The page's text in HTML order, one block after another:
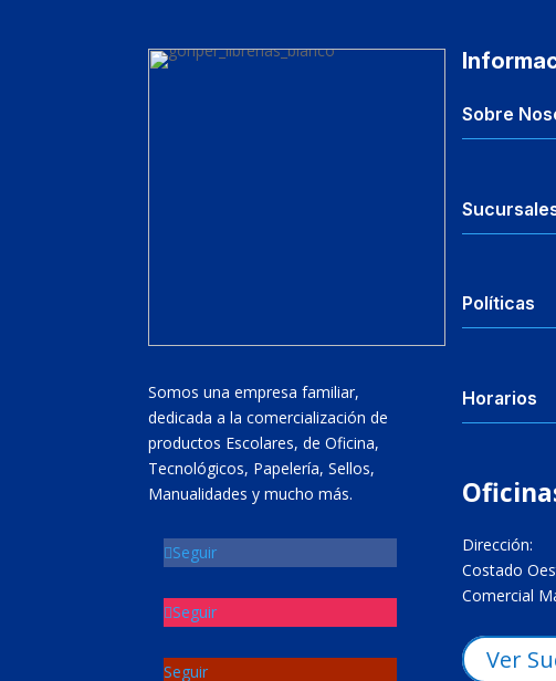
Somos una empresa familiar,
dedicada a la comercialización de
productos Escolares, de Oficina,
Tecnológicos, Papelería, Sellos,
Manualidades y mucho más.
Seguir
Seguir
Seguir
Sobre
Políticas
Horarios
Dirección:
Costado
Comercial
Ver